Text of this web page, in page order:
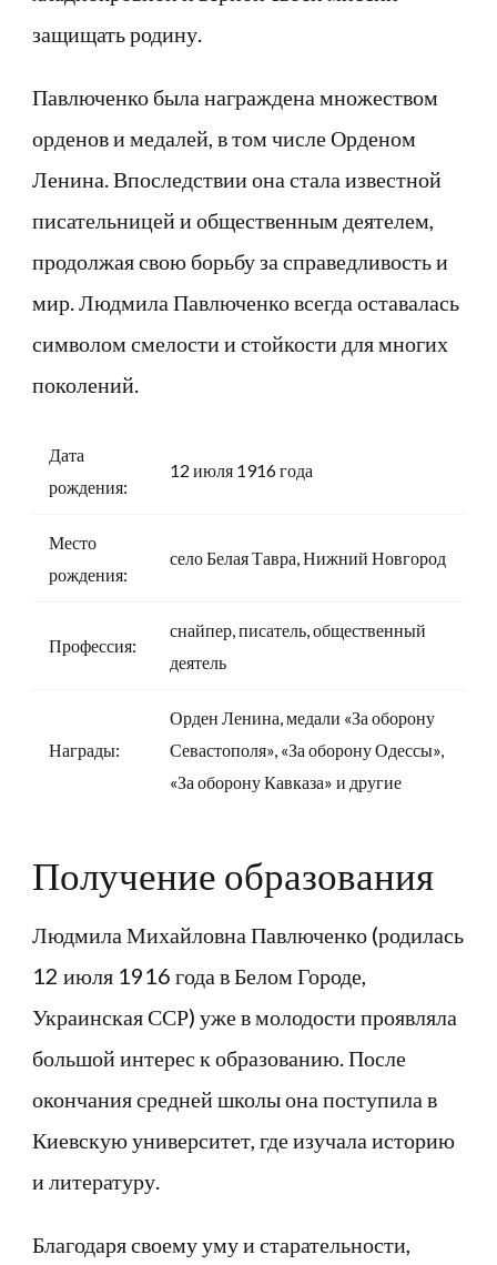
защищать родину.
Павлюченко была награждена множеством
орденов и медалей, в том числе Орденом
Ленина. Впоследствии она стала известной
писательницей и общественным деятелем,
продолжая свою борьбу за справедливость и
мир. Людмила Павлюченко всегда оставалась
символом смелости и стойкости для многих
поколений.
Дата
рождения:
12 июля 1916 года
Место
рождения:
село Белая Тавра, Нижний Новгород
Профессия:
снайпер, писатель, общественный
деятель
Награды:
Орден Ленина, медали «За оборону
Севастополя», «За оборону Одессы»,
«За оборону Кавказа» и другие
Получение образования
Людмила Михайловна Павлюченко (родилась
12 июля 1916 года в Белом Городе,
Украинская ССР) уже в молодости проявляла
большой интерес к образованию. После
окончания средней школы она поступила в
Киевскую университет, где изучала историю
и литературу.
Благодаря своему уму и старательности,